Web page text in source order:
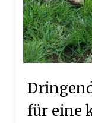
für eine